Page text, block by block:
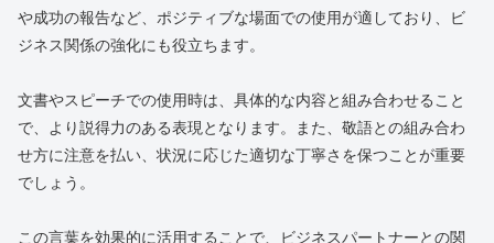
や成功の報告など、ポジティブな場面での使用が適しており、ビ
ジネス関係の強化にも役立ちます。
文書やスピーチでの使用時は、具体的な内容と組み合わせること
で、より説得力のある表現となります。また、敬語との組み合わ
せ方に注意を払い、状況に応じた適切な丁寧さを保つことが重要
でしょう。
この言葉を効果的に活用することで、ビジネスパートナーとの関